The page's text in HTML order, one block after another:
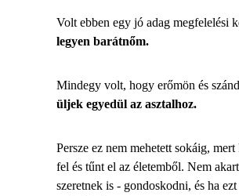
Volt ebben egy jó adag megfelelési
legyen barátnőm.
Mindegy volt, hogy erőmön és
üljek egyedül az asztalhoz.
Persze ez nem mehetett sokáig,
fel és tűnt el az életemből. Nem
szeretnek is - gondoskodni, és ha